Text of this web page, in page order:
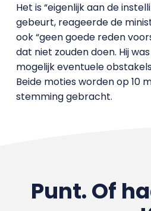
Het is “eigenlijk aan de
gebeurt, reageerde de
ook “geen goede reden
dat niet zouden doen. Hij
mogelijk eventuele
Beide moties worden op 10
stemming gebracht.
Punt. Of